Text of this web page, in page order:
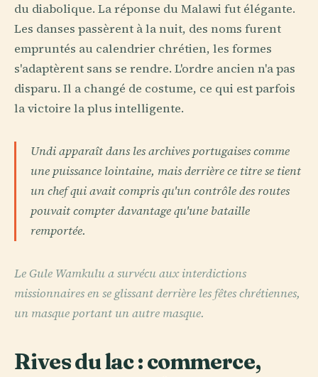
du diabolique. La réponse du Malawi fut élégante.
Les danses passèrent à la nuit, des noms furent
empruntés au calendrier chrétien, les formes
s'adaptèrent sans se rendre. L'ordre ancien n'a pas
disparu. Il a changé de costume, ce qui est parfois
la victoire la plus intelligente.
Undi apparaît dans les archives portugaises comme
une puissance lointaine, mais derrière ce titre se tient
un chef qui avait compris qu'un contrôle des routes
pouvait compter davantage qu'une bataille
remportée.
Le Gule Wamkulu a survécu aux interdictions
missionnaires en se glissant derrière les fêtes chrétiennes,
un masque portant un autre masque.
Rives du lac : commerce,